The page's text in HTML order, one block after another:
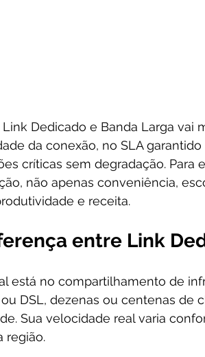
Dedicado e Banda Larga vai
da conexão, no SLA
críticas sem degradação. Para
não apenas conveniência,
e receita.
entre Link
está no compartilhamento de
ou DSL, dezenas ou centenas de
Sua velocidade real varia
região.